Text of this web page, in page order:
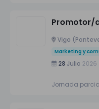
Promotor/a
Vigo
Marketing y
28 Julio 2026
Jornada